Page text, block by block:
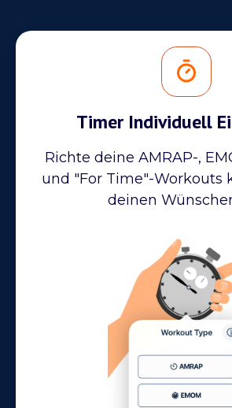
Timer Individuell
Richte deine AMRAP-,
und "For Time"-Workouts
deinen